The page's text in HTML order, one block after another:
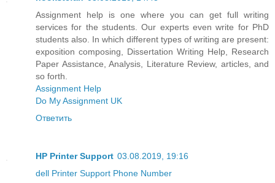
Assignment help is one where you can get full writing
services for the students. Our experts even write for PhD
students also. In which different types of writing are present:
exposition composing, Dissertation Writing Help, Research
Paper Assistance, Analysis, Literature Review, articles, and
so forth.
Assignment Help
Do My Assignment UK
Ответить
HP Printer Support 03.08.2019, 19:16
dell Printer Support Phone Number